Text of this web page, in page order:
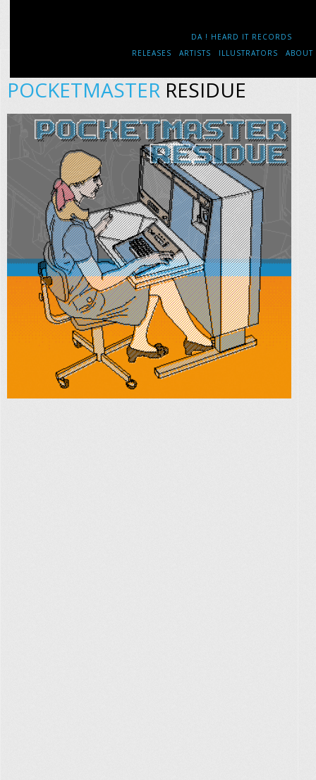
DA ! HEARD IT RECORDS
RELEASES
ARTISTS ILLUSTRATORS ABOUT
POCKETMASTERRESIDUE